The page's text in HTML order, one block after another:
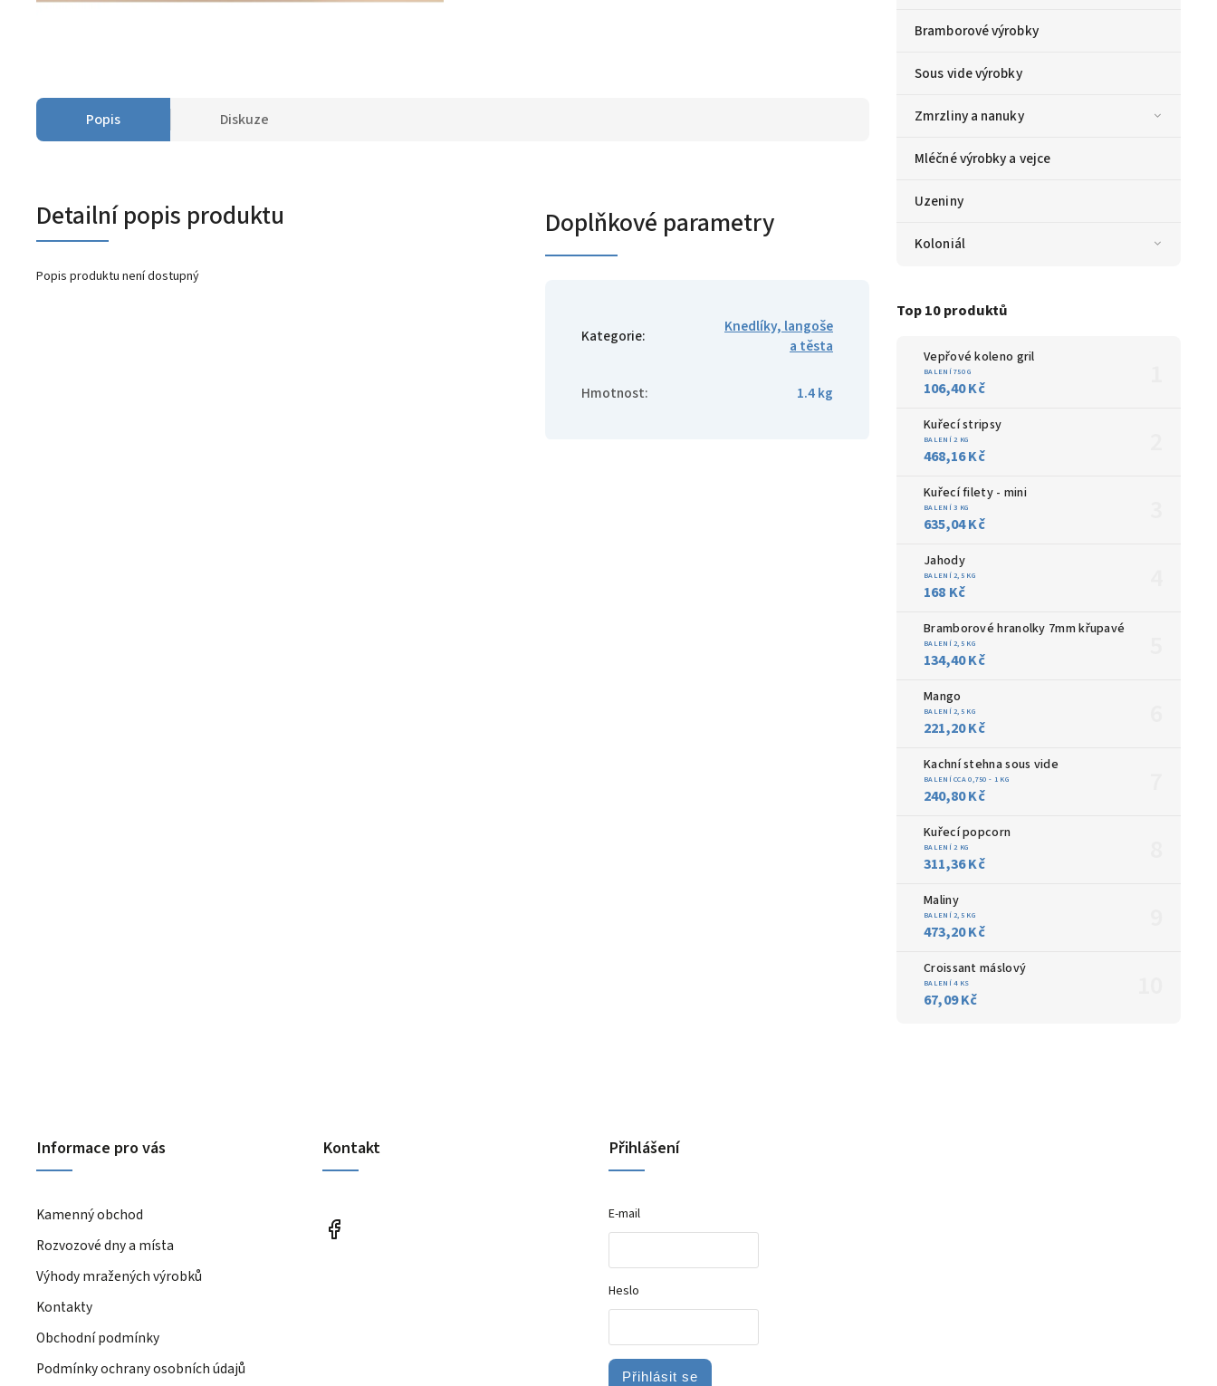
Bramborové výrobky
Sous vide výrobky
Zmrzliny a nanuky
Mléčné výrobky a vejce
Uzeniny
Koloniál
Top 10 produktů
Vepřové koleno gril
BALENÍ 750 G
106,40 Kč
Kuřecí stripsy
BALENÍ 2 KG
468,16 Kč
Kuřecí filety - mini
BALENÍ 3 KG
635,04 Kč
Jahody
BALENÍ 2,5 KG
168 Kč
Bramborové hranolky 7mm křupavé
BALENÍ 2,5 KG
134,40 Kč
Mango
BALENÍ 2,5 KG
221,20 Kč
Kachní stehna sous vide
BALENÍ CCA 0,750 - 1 KG
240,80 Kč
Kuřecí popcorn
BALENÍ 2 KG
311,36 Kč
Maliny
BALENÍ 2,5 KG
473,20 Kč
Croissant máslový
BALENÍ 4 KS
67,09 Kč
Popis Diskuze
Detailní popis produktu
Popis produktu není dostupný
Doplňkové parametry
Kategorie:
Knedlíky, langoše
a těsta
Hmotnost: 1.4 kg
Informace pro vás
Kamenný obchod
Rozvozové dny a místa
Výhody mražených výrobků
Kontakty
Obchodní podmínky
Podmínky ochrany osobních údajů
Kontakt Přihlášení
E-mail
Heslo
Přihlásit se